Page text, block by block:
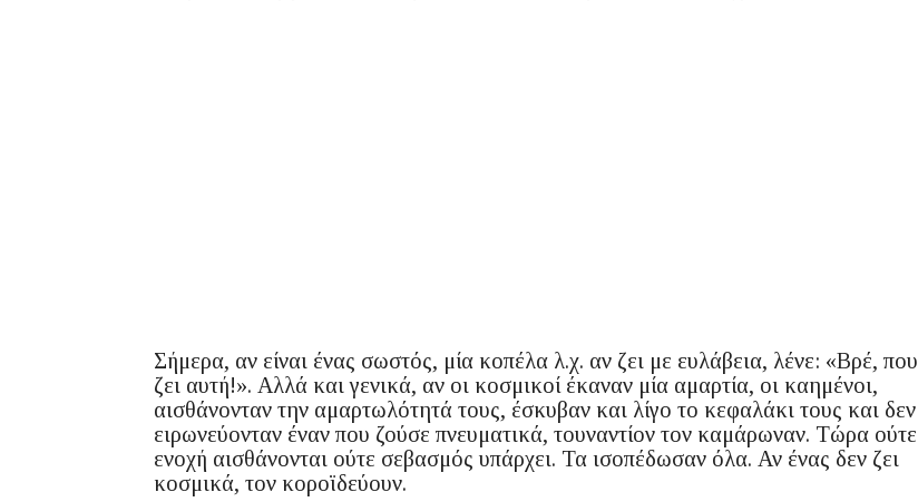
Σήμερα, αν είναι ένας σωστός, μία κοπέλα λ.χ. αν ζει με ευλάβεια, λένε: «Βρέ, που
ζει αυτή!». Αλλά και γενικά, αν οι κοσμικοί έκαναν μία αμαρτία, οι καημένοι,
αισθάνονταν την αμαρτωλότητά τους, έσκυβαν και λίγο το κεφαλάκι τους και δεν
ειρωνεύονταν έναν που ζούσε πνευματικά, τουναντίον τον καμάρωναν. Τώρα ούτε
ενοχή αισθάνονται ούτε σεβασμός υπάρχει. Τα ισοπέδωσαν όλα. Αν ένας δεν ζει
κοσμικά, τον κοροϊδεύουν.